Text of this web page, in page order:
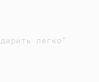
легко"